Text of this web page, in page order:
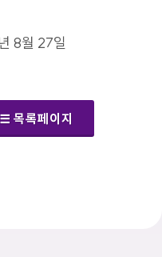
8월 27일
목록페이지